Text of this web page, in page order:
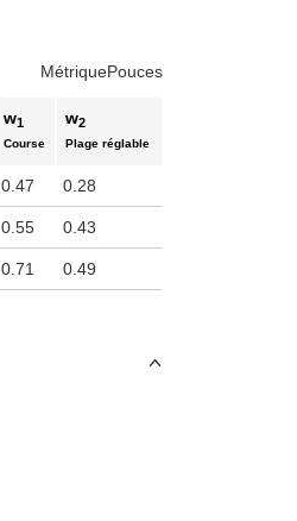
MétriquePouces
w1
Course
w2
Plage réglable
0.47 0.28
0.55 0.43
0.71 0.49